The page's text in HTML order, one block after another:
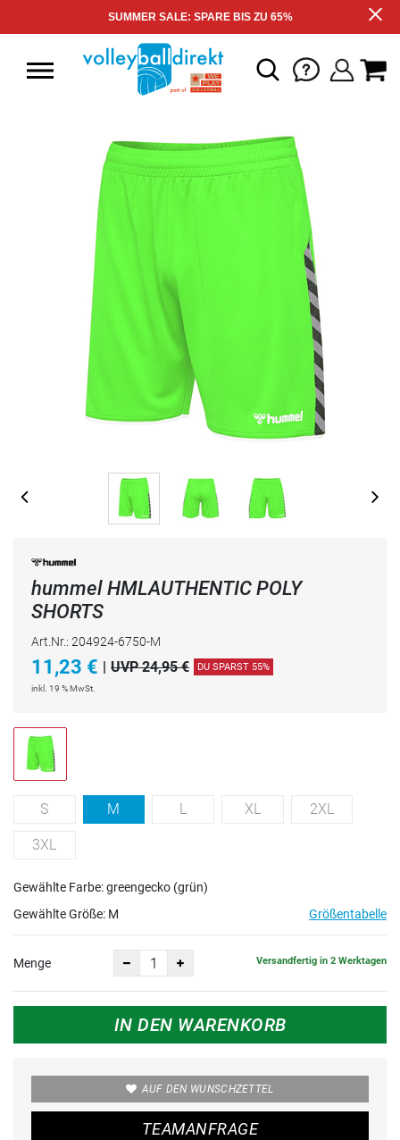
SUMMER SALE: SPARE BIS ZU 65%
hummel HMLAUTHENTIC POLY
SHORTS
Art.Nr.: 204924-6750-M
11,23 € | UVP 24,95 € DU SPARST 55%
inkl. 19 % MwSt.
S M L XL 2XL
3XL
Gewählte Farbe: greengecko (grün)
Gewählte Größe: M Größentabelle
Menge Versandfertig in 2 Werktagen
IN DEN WARENKORB
AUF DEN WUNSCHZETTEL
TEAMANFRAGE